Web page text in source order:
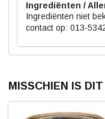
Ingrediënten
Ingrediënten niet
contact op: 013-
MISSCHIEN IS